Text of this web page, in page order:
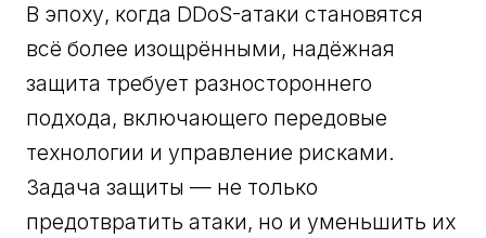
В эпоху, когда DDoS-атаки становятся
всё более изощрёнными, надёжная
защита требует разностороннего
подхода, включающего передовые
технологии и управление рисками.
Задача защиты — не только
предотвратить атаки, но и уменьшить их